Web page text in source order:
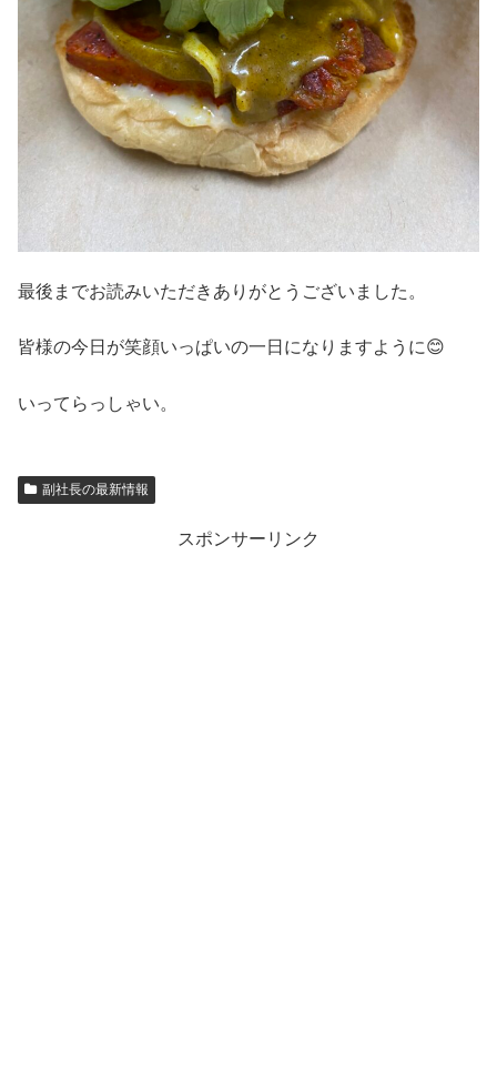
最後までお読みいただきありがとうございました。
皆様の今日が笑顔いっぱいの一日になりますように😊
いってらっしゃい。
副社長の最新情報
スポンサーリンク